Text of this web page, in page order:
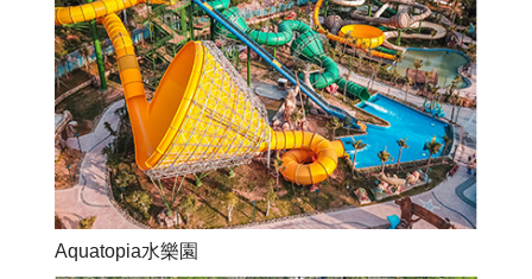
Aquatopia水樂園